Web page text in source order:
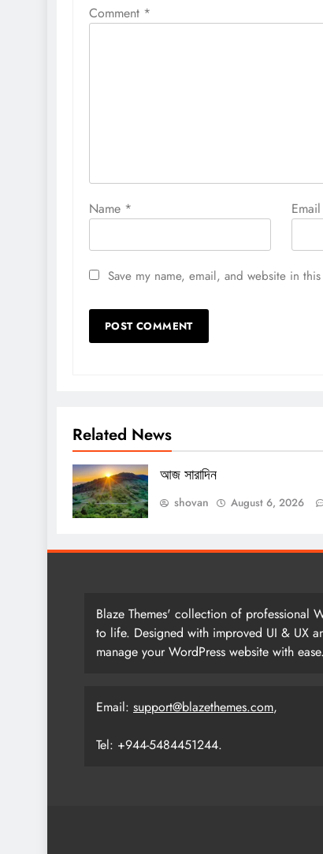
Comment *
Name * Email
Save my name, email, and website in
Related News
আজ সারাদিন
shovan August 6, 2026
Blaze Themes' collection of professional
to life. Designed with improved UI & UX
manage your WordPress website with
Email: support@blazethemes.com,
Tel: +944-5484451244.